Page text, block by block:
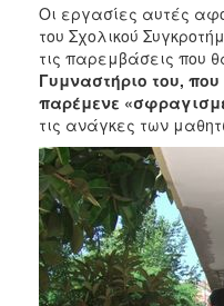
ΕΠΙΣΚΕΠΤΗΣ
ΗΡΑΚΛΕΙΟ
Οι εργασίες αυτές
του Σχολικού
τις παρεμβάσεις που
Γυμναστήριο του,
παρέμενε
τις ανάγκες των